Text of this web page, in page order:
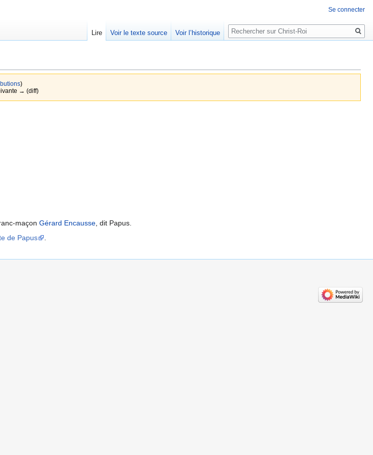
)
→ (diff)
maçon Gérard Encausse , dit Papus.
de Papus
Se connecter
Lire Voir le texte source Voir l’historique
Rechercher